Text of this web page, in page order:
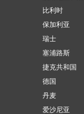
比利时
保加利亚
瑞士
塞浦路斯
捷克共和国
德国
丹麦
爱沙尼亚